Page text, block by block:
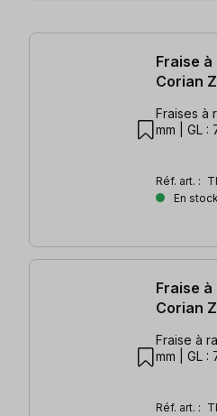
2 articles trouvés
Fraise
Corian
Fraises à
mm | GL :
Réf. art. :
En
Fraise
Corian
Fraise à
mm | GL :
Réf. art. :